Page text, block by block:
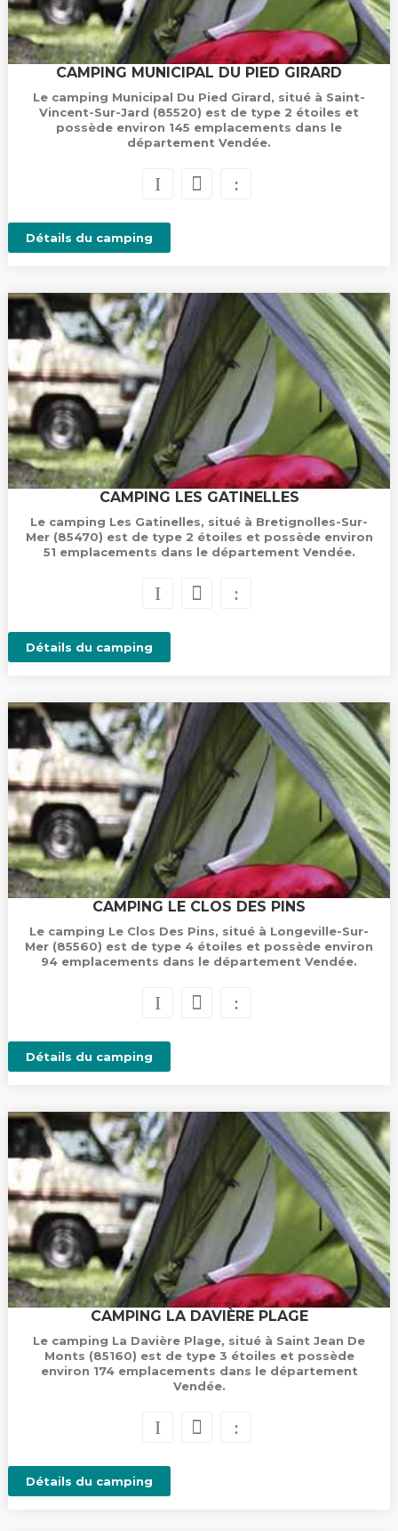
CAMPING MUNICIPAL DU PIED GIRARD
Le camping Municipal Du Pied Girard, situé à Saint-
Vincent-Sur-Jard (85520) est de type 2 étoiles et
possède environ 145 emplacements dans le
département Vendée.
Détails du camping
CAMPING LES GATINELLES
Le camping Les Gatinelles, situé à Bretignolles-Sur-
Mer (85470) est de type 2 étoiles et possède environ
51 emplacements dans le département Vendée.
Détails du camping
CAMPING LE CLOS DES PINS
Le camping Le Clos Des Pins, situé à Longeville-Sur-
Mer (85560) est de type 4 étoiles et possède environ
94 emplacements dans le département Vendée.
Détails du camping
CAMPING LA DAVIÈRE PLAGE
Le camping La Davière Plage, situé à Saint Jean De
Monts (85160) est de type 3 étoiles et possède
environ 174 emplacements dans le département
Vendée.
Détails du camping